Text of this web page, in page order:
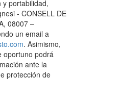
y portabilidad,
- CONSELL DE
08007 –
un email a
. Asimismo,
oportuno podrá
ante la
protección de